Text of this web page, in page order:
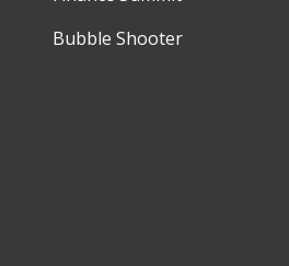
Bubble Shooter